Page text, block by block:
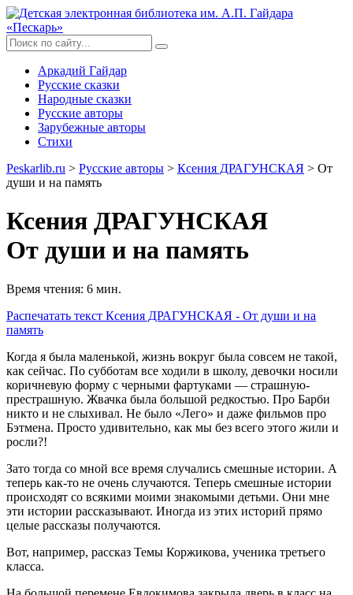
Аркадий Гайдар
Русские сказки
Народные сказки
Русские авторы
Зарубежные авторы
Стихи
Peskarlib.ru > Русские авторы > Ксения ДРАГУНСКАЯ > От
души и на память
Ксения ДРАГУНСКАЯ
От души и на память
Время чтения: 6 мин.
Распечатать текст Ксения ДРАГУНСКАЯ - От души и на
память
Когда я была маленькой, жизнь вокруг была совсем не такой,
как сейчас. По субботам все ходили в школу, девочки носили
коричневую форму с черными фартуками — страшную-
престрашную. Жвачка была большой редкостью. Про Барби
никто и не слыхивал. Не было «Лего» и даже фильмов про
Бэтмена. Просто удивительно, как мы без всего этого жили и
росли?!
Зато тогда со мной все время случались смешные истории. А
теперь как-то не очень случаются. Теперь смешные истории
происходят со всякими моими знакомыми детьми. Они мне
эти истории рассказывают. Иногда из этих историй прямо
целые рассказы получаются.
Вот, например, рассказ Темы Коржикова, ученика третьего
класса.